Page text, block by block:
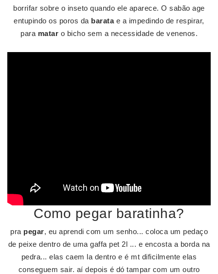
borrifar sobre o inseto quando ele aparece. O sabão age
entupindo os poros da baratae a impedindo de respirar,
para matar o bicho sem a necessidade de venenos.
Como pegar baratinha?
pra pegar, eu aprendi com um senho... coloca um pedaço
de peixe dentro de uma gaffa pet 2l ... e encosta a borda na
pedra... elas caem la dentro e é mt dificilmente elas
conseguem sair. aí depois é dó tampar com um outro